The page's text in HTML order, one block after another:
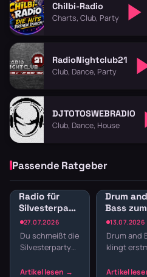
Chilbi-Radio
Charts, Club, Party
RadioNightclub21
Club, Dance, Party
DJTOTOSWEBRADIO
Club, Dance, House
Passende Ratgeber
27.07.2026
Radio für
Silvesterparty:
Die besten
Sender für
den
Jahreswechsel
Du schmeißt die
Silvesterparty
den ganzen
13.07.2026
Drum and
Bass zum
Lernen:
durch
schnelle
Drum and
klingt
nicht nach